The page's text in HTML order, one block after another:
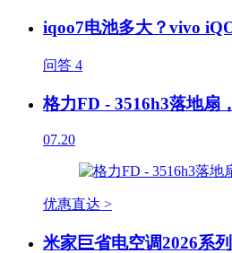
iqoo7电池多大？vivo
问答 4
格力FD - 3516h3落地扇
07.20
优惠直达 >
米家巨省电空调2026系列